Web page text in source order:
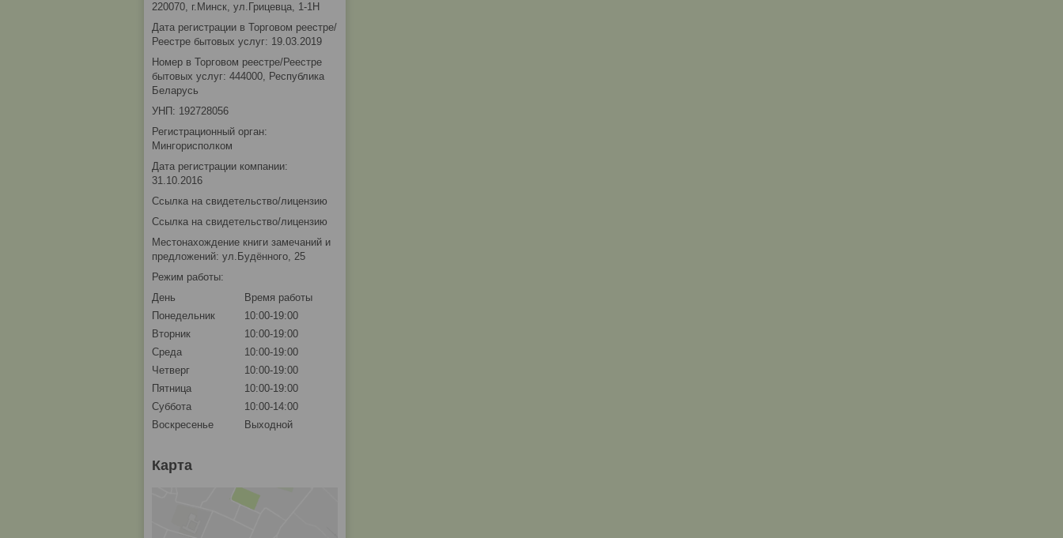
220070, г.Минск, ул.Грицевца, 1-1Н
Дата регистрации в Торговом реестре/
Реестре бытовых услуг: 19.03.2019
Номер в Торговом реестре/Реестре
бытовых услуг: 444000, Республика
Беларусь
УНП: 192728056
Регистрационный орган:
Мингорисполком
Дата регистрации компании:
31.10.2016
Ссылка на свидетельство/лицензию
Ссылка на свидетельство/лицензию
Местонахождение книги замечаний и
предложений: ул.Будённого, 25
Режим работы:
День
Время работы
Понедельник
10:00-19:00
Вторник
10:00-19:00
Среда
10:00-19:00
Четверг
10:00-19:00
Пятница
10:00-19:00
Суббота
10:00-14:00
Воскресенье
Выходной
Карта